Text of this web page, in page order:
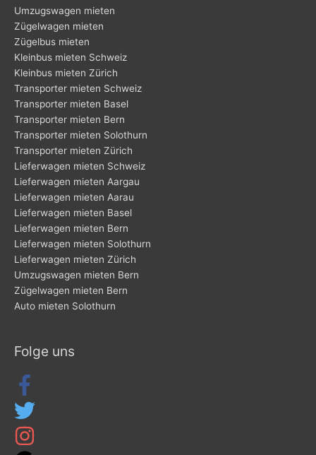
Umzugswagen mieten
Zügelwagen mieten
Zügelbus mieten
Kleinbus mieten Schweiz
Kleinbus mieten Zürich
Transporter mieten Schweiz
Transporter mieten Basel
Transporter mieten Bern
Transporter mieten Solothurn
Transporter mieten Zürich
Lieferwagen mieten Schweiz
Lieferwagen mieten Aargau
Lieferwagen mieten Aarau
Lieferwagen mieten Basel
Lieferwagen mieten Bern
Lieferwagen mieten Solothurn
Lieferwagen mieten Zürich
Umzugswagen mieten Bern
Zügelwagen mieten Bern
Auto mieten Solothurn
Folge uns